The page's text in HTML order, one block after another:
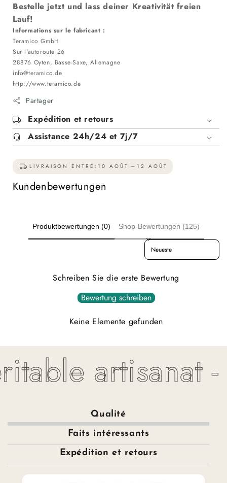
Bestelle jetzt und lass deiner Kreativität freien
Lauf!
Informations sur le fabricant :
Teramico GmbH
Sur l'autoroute 26
28876 Oyten, Basse-Saxe, Allemagne
info@teramico.de
http://www.teramico.de
Partager
Expédition et retours
Assistance 24h/24 et 7j/7
LIVRAISON ENTRE: 10 AOÛT 12 AOÛT
Kundenbewertungen
Produktbewertungen (0) Shop-Bewertungen (125)
Sort reviews by
Schreiben Sie die erste Bewertung
Bewertung schreiben
Keine Elemente gefunden
artisanat -
Qualité
Faits intéressants
Expédition et retours